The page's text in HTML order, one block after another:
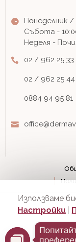
Понеделник /
Събота -
Неделя -
02 / 962 25 33
02 / 962 25 44
0884 94 95 81
© Всички
Използваме
Настройки